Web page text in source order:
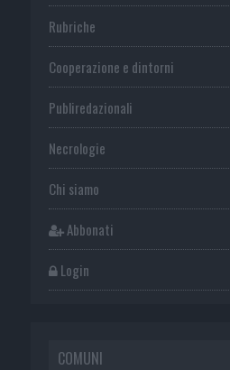
Rubriche
Cooperazione e dintorni
Publiredazionali
Necrologie
Chi siamo
Abbonati
Login
COMUNI